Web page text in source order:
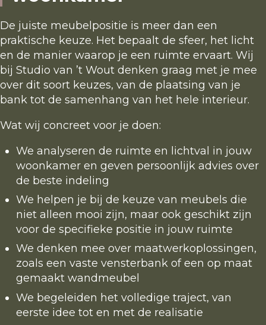
De juiste meubelpositie is meer dan een
praktische keuze. Het bepaalt de sfeer, het licht
en de manier waarop je een ruimte ervaart. Wij
bij Studio van ’t Wout denken graag met je mee
over dit soort keuzes, van de plaatsing van je
bank tot de samenhang van het hele interieur.
Wat wij concreet voor je doen:
We analyseren de ruimte en lichtval in jouw
woonkamer en geven persoonlijk advies over
de beste indeling
We helpen je bij de keuze van meubels die
niet alleen mooi zijn, maar ook geschikt zijn
voor de specifieke positie in jouw ruimte
We denken mee over maatwerkoplossingen,
zoals een vaste vensterbank of een op maat
gemaakt wandmeubel
We begeleiden het volledige traject, van
eerste idee tot en met de realisatie